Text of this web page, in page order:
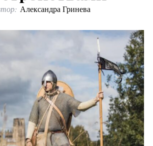
Александра Гринева